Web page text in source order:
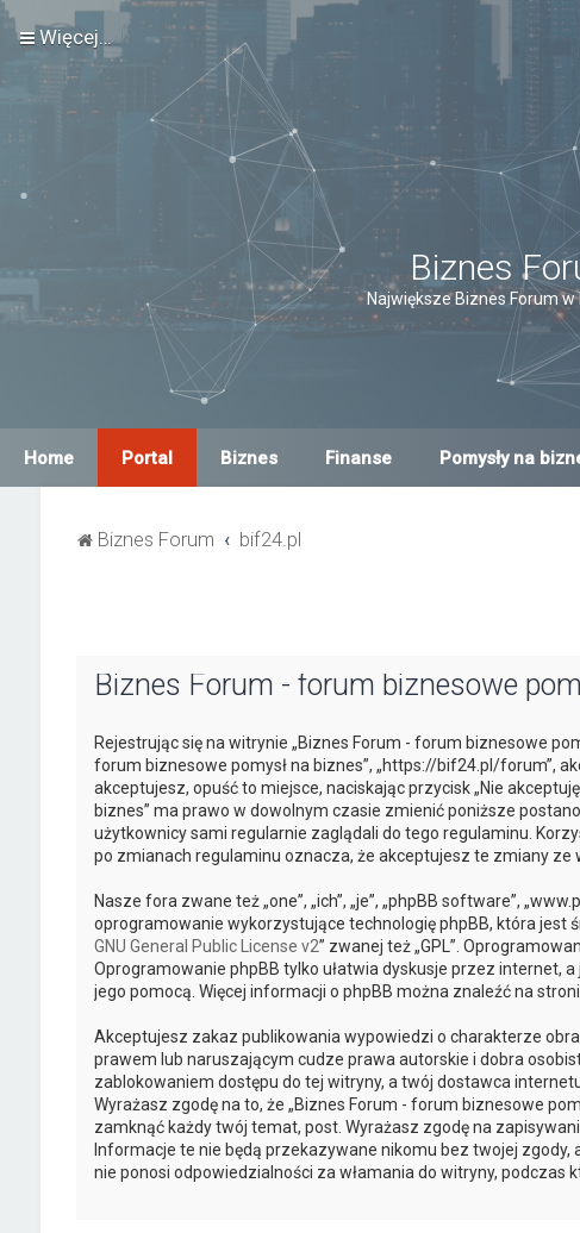
Więcej…
Biznes
Największe Biznes Forum
Home Portal Biznes Finanse Pomysły na
Biznes Forum bif24.pl
Biznes Forum - forum biznesowe
Rejestrując się na witrynie „Biznes Forum - forum biznesowe
forum biznesowe pomysł na biznes”, „https://bif24.pl/forum”,
akceptujesz, opuść to miejsce, naciskając przycisk „Nie
biznes” ma prawo w dowolnym czasie zmienić poniższe
użytkownicy sami regularnie zaglądali do tego regulaminu.
po zmianach regulaminu oznacza, że akceptujesz te zmiany ze
Nasze fora zwane też „one”, „ich”, „je”, „phpBB software”,
oprogramowanie wykorzystujące technologię phpBB, która jest
GNU General Public License v2” zwanej też „GPL”.
Oprogramowanie phpBB tylko ułatwia dyskusje przez internet,
jego pomocą. Więcej informacji o phpBB można znaleźć na
Akceptujesz zakaz publikowania wypowiedzi o charakterze
prawem lub naruszającym cudze prawa autorskie i dobra
zablokowaniem dostępu do tej witryny, a twój dostawca
Wyrażasz zgodę na to, że „Biznes Forum - forum biznesowe
zamknąć każdy twój temat, post. Wyrażasz zgodę na
Informacje te nie będą przekazywane nikomu bez twojej zgody,
nie ponosi odpowiedzialności za włamania do witryny, podczas